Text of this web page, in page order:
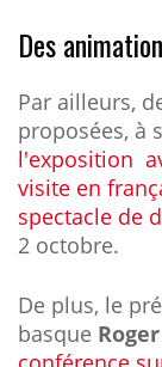
Des
Par ailleurs,
proposées, à
l'exposition
visite en
spectacle de
2 octobre.
De plus, le
basque